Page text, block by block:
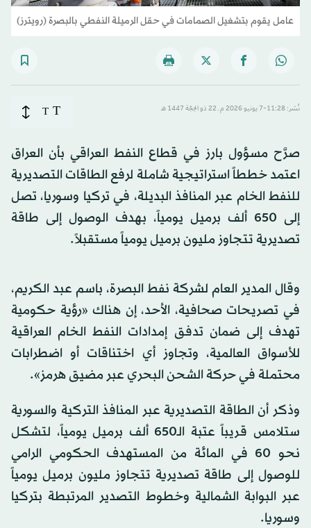
عامل يقوم بتشغيل الصمامات في حقل الرميلة النفطي بالبصرة (رويترز)
نُشر: 11:28-7 يونيو 2026 م ـ 22 ذو الحِجّة 1447 هـ T
T
صرَّح مسؤول بارز في قطاع النفط العراقي بأن العراق
اعتمد خططاً استراتيجية شاملة لرفع الطاقات التصديرية
للنفط الخام عبر المنافذ البديلة، في تركيا وسوريا، تصل
إلى 650 ألف برميل يومياً، بهدف الوصول إلى طاقة
تصديرية تتجاوز مليون برميل يومياً مستقبلاً.
وقال المدير العام لشركة نفط البصرة، باسم عبد الكريم،
في تصريحات صحافية، الأحد، إن هناك «رؤية حكومية
تهدف إلى ضمان تدفق إمدادات النفط الخام العراقية
للأسواق العالمية، وتجاوز أي اختناقات أو اضطرابات
محتملة في حركة الشحن البحري عبر مضيق هرمز».
وذكر أن الطاقة التصديرية عبر المنافذ التركية والسورية
ستلامس قريباً عتبة الـ650 ألف برميل يومياً، لتشكل
نحو 60 في المائة من المستهدف الحكومي الرامي
للوصول إلى طاقة تصديرية تتجاوز مليون برميل يومياً
عبر البوابة الشمالية وخطوط التصدير المرتبطة بتركيا
وسوريا.